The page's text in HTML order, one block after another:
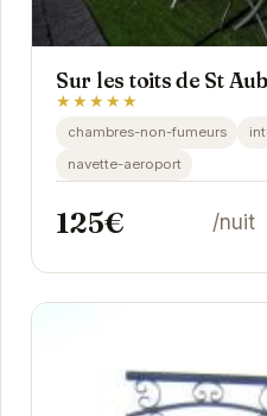
Sur les toits de St
★★★★★
chambres-non-fumeurs
navette-aeroport
125€ /nuit